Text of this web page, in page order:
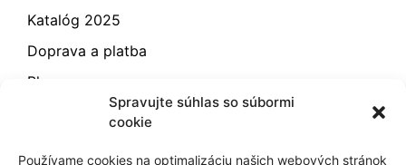
Spravujte súhlas so súbormi
cookie
Používame cookies na optimalizáciu našich webových stránok
Katalóg 2025
Doprava a platba
Blog